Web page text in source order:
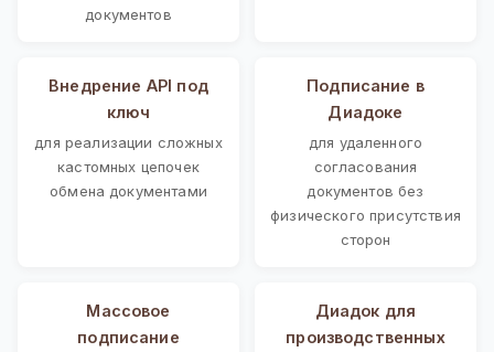
документов
Внедрение API под
ключ
для реализации сложных
кастомных цепочек
обмена документами
Подписание в
Диадоке
для удаленного
согласования
документов без
физического присутствия
сторон
Массовое
подписание
Диадок для
производственных